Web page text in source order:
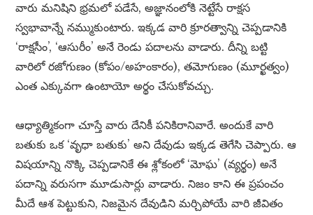
వారు మనిషిని భ్రమలో పడేసే, అజ్ఞానంలోకి నెట్టేసే రాక్షస
స్వభావాన్నే నమ్ముకుంటారు. ఇక్కడ వారి క్రూరత్వాన్ని చెప్పడానికి
‘రాక్షసీం’, ‘ఆసురీం’ అనే రెండు పదాలను వాడారు. దీన్ని బట్టి
వారిలో రజోగుణం (కోపం/అహంకారం), తమోగుణం (మూర్ఖత్వం)
ఎంత ఎక్కువగా ఉంటాయో అర్థం చేసుకోవచ్చు.
ఆధ్యాత్మికంగా చూస్తే వారు దేనికీ పనికిరానివారే. అందుకే వారి
బతుకు ఒక ‘వృధా బతుకు’ అని దేవుడు ఇక్కడ తెగేసి చెప్పారు. ఆ
విషయాన్ని నొక్కి చెప్పడానికే ఈ శ్లోకంలో ‘మోఘ’ (వ్యర్థం) అనే
పదాన్ని వరుసగా మూడుసార్లు వాడారు. నిజం కాని ఈ ప్రపంచం
మీదే ఆశ పెట్టుకుని, నిజమైన దేవుడిని మర్చిపోయే వారి జీవితం